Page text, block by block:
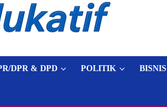
DPR & DPD POLITIK BISNIS